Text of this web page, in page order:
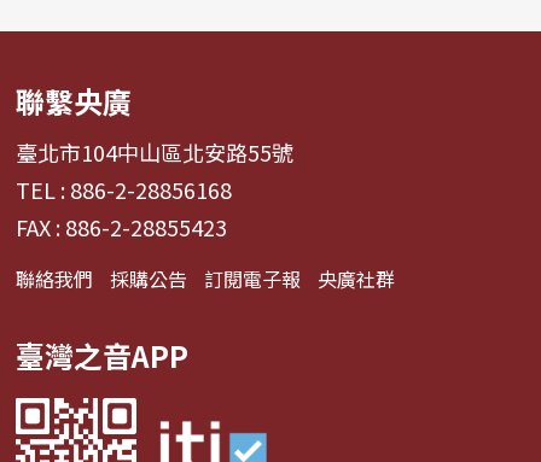
聯繫央廣
臺北市104中山區北安路55號
TEL : 886-2-28856168
FAX : 886-2-28855423
聯絡我們 採購公告 訂閱電子報 央廣社群
臺灣之音APP